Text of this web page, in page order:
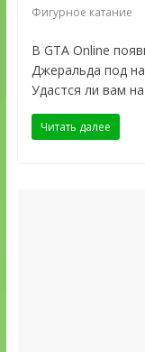
Фигурное катание
В GTA Online
Джеральда под
Удастся ли вам
Читать далее